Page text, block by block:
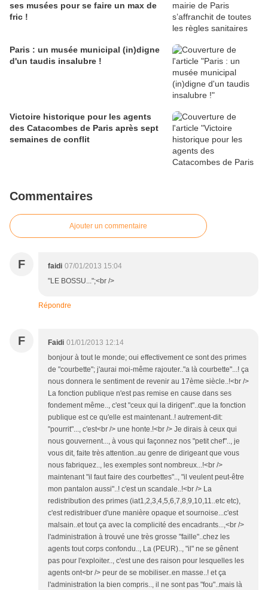
ses musées pour se faire un max de
fric !
Paris : un musée municipal (in)digne
d'un taudis insalubre !
Victoire historique pour les agents
des Catacombes de Paris après sept
semaines de conflit
Commentaires
Ajouter un commentaire
F faidi 07/01/2013 15:04
"LE BOSSU...";<br />
Répondre
F Faidi 01/01/2013 12:14
bonjour à tout le monde; oui effectivement ce sont des primes
de "courbette"; j'aurai moi-même rajouter.."a là courbette"...! ça
nous donnera le sentiment de revenir au 17ème siècle..!<br />
La fonction publique n'est pas remise en cause dans ses
fondement même.., c'est "ceux qui la dirigent"..que la fonction
publique est ce qu'elle est maintenant..! autrement-dit:
"pourrit"..., c'est<br /> une honte.!<br /> Je dirais à ceux qui
nous gouvernent..., à vous qui façonnez nos "petit chef".., je
vous dit, faite très attention..au genre de dirigeant que vous
nous fabriquez.., les exemples sont nombreux...!<br />
maintenant "il faut faire des courbettes".., "il veulent peut-être
mon pantalon aussi"..! c'est un scandale..!<br /> La
redistribution des primes (iat1,2,3,4,5,6,7,8,9,10,11..etc etc),
c'est redistribuer d'une manière opaque et sournoise...c'est
malsain..et tout ça avec la complicité des encadrants...,<br />
l'administration à trouvé une très grosse "faille"..chez les
agents tout corps confondu.., La (PEUR).., "il" ne se gênent
pas pour l'exploiter.., c'est une des raison pour lesquelles les
agents ont<br /> peur de se mobiliser..en masse..! et ça
l'administration la bien compris.., il ne sont pas "fou"..mais là